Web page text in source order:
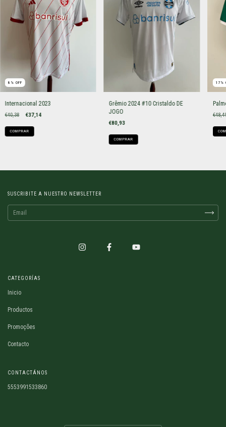
8 % OFF
Internacional 2023
€40,38 €37,14
COMPRAR
Grêmio 2024 #10 Cristaldo DE
JOGO
€80,93
COMPRAR
17 %
SUSCRIBITE A NUESTRO NEWSLETTER
CATEGORÍAS
Inicio
Productos
Promoções
Contacto
CONTACTÁNOS
5553991533860